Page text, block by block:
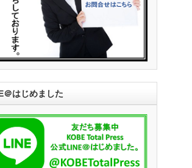
＠はじめました